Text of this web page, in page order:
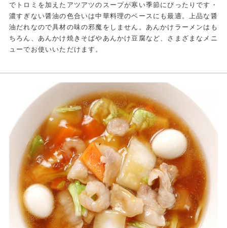
でトロミを加えたアツアツのスープが寒い季節にぴったりです・
濃すぎない醤油の色合いは中華料理のベースにも最適。上品な醤
油だれなので具材の味の邪魔をしません。あんかけラーメンはも
ちろん、あんかけ焼きそばやあんかけ豆腐など、さまざまなメニ
ューでお使いいただけます。